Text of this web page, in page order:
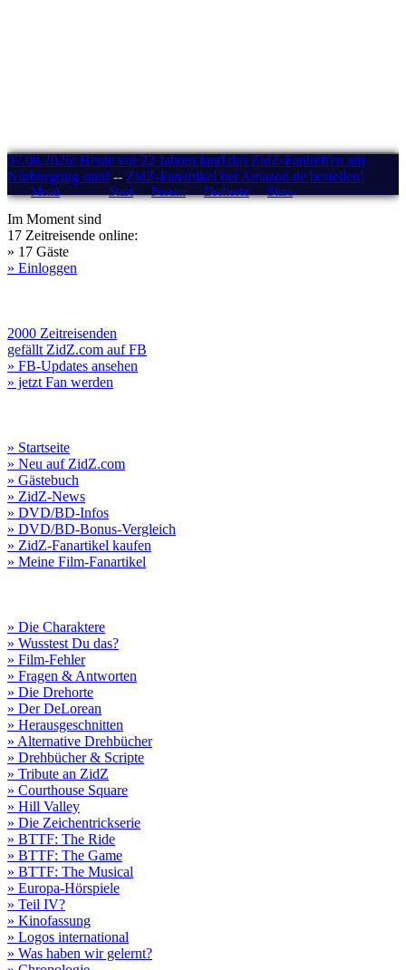
07.08.2026: Heute vor 22 Jahren fand das ZidZ-Fantreffen am
Nürburgring statt! -- ZidZ-Fanartikel bei Amazon.de bestellen!
Menü Start Forum Drehorte Stars
Im Moment sind
17 Zeitreisende online:
» 17 Gäste
» Einloggen
2000 Zeitreisenden
gefällt ZidZ.com auf FB
» FB-Updates ansehen
» jetzt Fan werden
» Startseite
» Neu auf ZidZ.com
» Gästebuch
» ZidZ-News
» DVD/BD-Infos
» DVD/BD-Bonus-Vergleich
» ZidZ-Fanartikel kaufen
» Meine Film-Fanartikel
» Die Charaktere
» Wusstest Du das?
» Film-Fehler
» Fragen & Antworten
» Die Drehorte
» Der DeLorean
» Herausgeschnitten
» Alternative Drehbücher
» Drehbücher & Scripte
» Tribute an ZidZ
» Courthouse Square
» Hill Valley
» Die Zeichentrickserie
» BTTF: The Ride
» BTTF: The Game
» BTTF: The Musical
» Europa-Hörspiele
» Teil IV?
» Kinofassung
» Logos international
» Was haben wir gelernt?